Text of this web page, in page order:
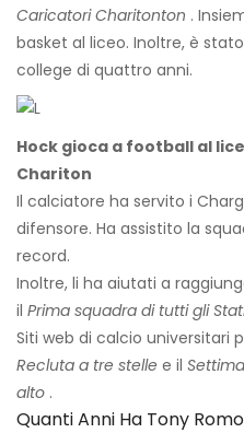
Caricatori Charitonton .
basket al liceo. Inoltre, è
college di quattro anni.
Hock gioca a football al
Chariton
Il calciatore ha servito i
difensore. Ha assistito la
record.
Inoltre, li ha aiutati a
il Prima squadra di tutti gli
Siti web di calcio universitari
Recluta a tre stelle e il
alto .
Quanti Anni Ha Tony